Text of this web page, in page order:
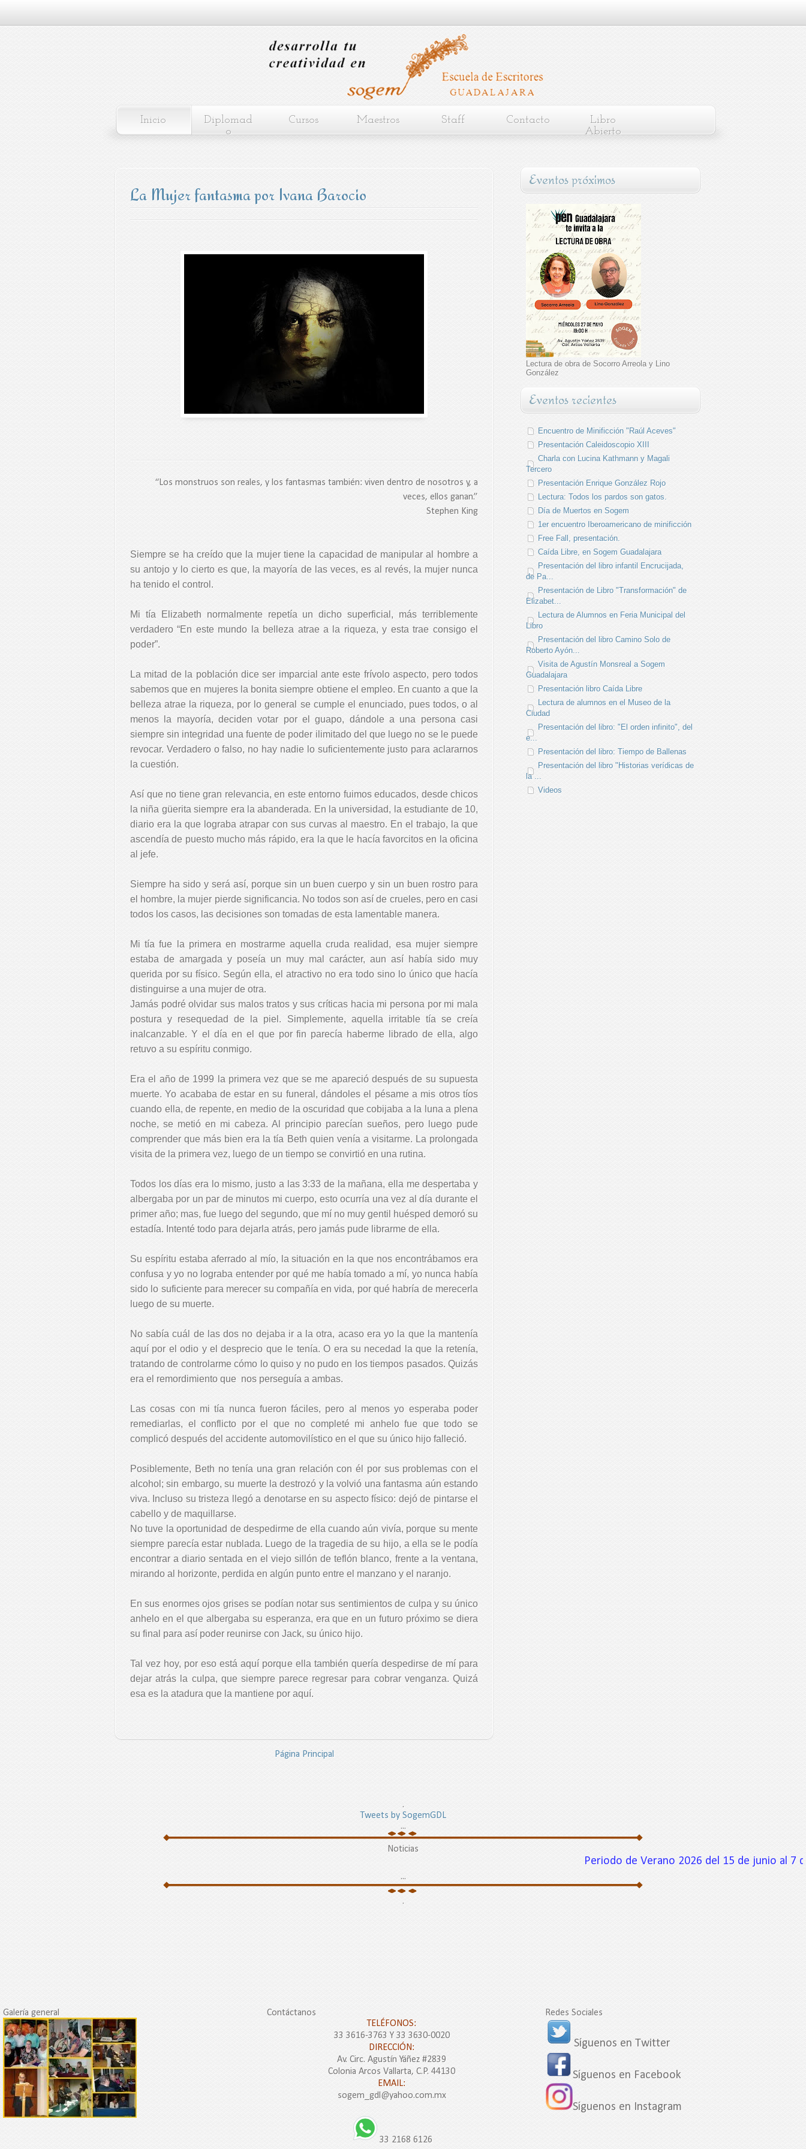
Inicio
Diplomad
o
Cursos Maestros Staff Contacto
Libro
Abierto
La Mujer fantasma por Ivana Barocio
“Los monstruos son reales, y los fantasmas también: viven dentro de nosotros y, a
veces, ellos ganan.”
Stephen King
Siempre se ha creído que la mujer tiene la capacidad de manipular al hombre a
su antojo y lo cierto es que, la mayoría de las veces, es al revés, la mujer nunca
ha tenido el control.
Mi tía Elizabeth normalmente repetía un dicho superficial, más terriblemente
verdadero “En este mundo la belleza atrae a la riqueza, y esta trae consigo el
poder”.
La mitad de la población dice ser imparcial ante este frívolo aspecto, pero todos
sabemos que en mujeres la bonita siempre obtiene el empleo. En cuanto a que la
belleza atrae la riqueza, por lo general se cumple el enunciado, pues todos, o al
menos la mayoría, deciden votar por el guapo, dándole a una persona casi
siempre sin integridad una fuente de poder ilimitado del que luego no se le puede
revocar. Verdadero o falso, no hay nadie lo suficientemente justo para aclararnos
la cuestión.
Así que no tiene gran relevancia, en este entorno fuimos educados, desde chicos
la niña güerita siempre era la abanderada. En la universidad, la estudiante de 10,
diario era la que lograba atrapar con sus curvas al maestro. En el trabajo, la que
ascendía de puesto mucho más rápido, era la que le hacía favorcitos en la oficina
al jefe.
Siempre ha sido y será así, porque sin un buen cuerpo y sin un buen rostro para
el hombre, la mujer pierde significancia. No todos son así de crueles, pero en casi
todos los casos, las decisiones son tomadas de esta lamentable manera.
Mi tía fue la primera en mostrarme aquella cruda realidad, esa mujer siempre
estaba de amargada y poseía un muy mal carácter, aun así había sido muy
querida por su físico. Según ella, el atractivo no era todo sino lo único que hacía
distinguirse a una mujer de otra.
Jamás podré olvidar sus malos tratos y sus críticas hacia mi persona por mi mala
postura y resequedad de la piel. Simplemente, aquella irritable tía se creía
inalcanzable. Y el día en el que por fin parecía haberme librado de ella, algo
retuvo a su espíritu conmigo.
Era el año de 1999 la primera vez que se me apareció después de su supuesta
muerte. Yo acababa de estar en su funeral, dándoles el pésame a mis otros tíos
cuando ella, de repente, en medio de la oscuridad que cobijaba a la luna a plena
noche, se metió en mi cabeza. Al principio parecían sueños, pero luego pude
comprender que más bien era la tía Beth quien venía a visitarme. La prolongada
visita de la primera vez, luego de un tiempo se convirtió en una rutina.
Todos los días era lo mismo, justo a las 3:33 de la mañana, ella me despertaba y
albergaba por un par de minutos mi cuerpo, esto ocurría una vez al día durante el
primer año; mas, fue luego del segundo, que mí no muy gentil huésped demoró su
estadía. Intenté todo para dejarla atrás, pero jamás pude librarme de ella.
Su espíritu estaba aferrado al mío, la situación en la que nos encontrábamos era
confusa y yo no lograba entender por qué me había tomado a mí, yo nunca había
sido lo suficiente para merecer su compañía en vida, por qué habría de merecerla
luego de su muerte.
No sabía cuál de las dos no dejaba ir a la otra, acaso era yo la que la mantenía
aquí por el odio y el desprecio que le tenía. O era su necedad la que la retenía,
tratando de controlarme cómo lo quiso y no pudo en los tiempos pasados. Quizás
era el remordimiento que nos perseguía a ambas.
Las cosas con mi tía nunca fueron fáciles, pero al menos yo esperaba poder
remediarlas, el conflicto por el que no completé mi anhelo fue que todo se
complicó después del accidente automovilístico en el que su único hijo falleció.
Posiblemente, Beth no tenía una gran relación con él por sus problemas con el
alcohol; sin embargo, su muerte la destrozó y la volvió una fantasma aún estando
viva. Incluso su tristeza llegó a denotarse en su aspecto físico: dejó de pintarse el
cabello y de maquillarse.
No tuve la oportunidad de despedirme de ella cuando aún vivía, porque su mente
siempre parecía estar nublada. Luego de la tragedia de su hijo, a ella se le podía
encontrar a diario sentada en el viejo sillón de teflón blanco, frente a la ventana,
mirando al horizonte, perdida en algún punto entre el manzano y el naranjo.
En sus enormes ojos grises se podían notar sus sentimientos de culpa y su único
anhelo en el que albergaba su esperanza, era que en un futuro próximo se diera
su final para así poder reunirse con Jack, su único hijo.
Tal vez hoy, por eso está aquí porque ella también quería despedirse de mí para
dejar atrás la culpa, que siempre parece regresar para cobrar venganza. Quizá
esa es la atadura que la mantiene por aquí.
Página Principal
Eventos próximos
Lectura de obra de Socorro Arreola y Lino
González
Eventos recientes
Encuentro de Minificción "Raúl Aceves"
Presentación Caleidoscopio XIII
Charla con Lucina Kathmann y Magali
Tercero
Presentación Enrique González Rojo
Lectura: Todos los pardos son gatos.
Día de Muertos en Sogem
1er encuentro Iberoamericano de minificción
Free Fall, presentación.
Caída Libre, en Sogem Guadalajara
Presentación del libro infantil Encrucijada,
de Pa...
Presentación de Libro "Transformación" de
Elizabet...
Lectura de Alumnos en Feria Municipal del
Libro
Presentación del libro Camino Solo de
Roberto Ayón...
Visita de Agustín Monsreal a Sogem
Guadalajara
Presentación libro Caída Libre
Lectura de alumnos en el Museo de la
Ciudad
Presentación del libro: "El orden infinito", del
e...
Presentación del libro: Tiempo de Ballenas
Presentación del libro "Historias verídicas de
la ...
Videos
.
Tweets by SogemGDL
...
Noticias
Periodo de Verano 2026 del 15 de junio al 7 de
...
.
Galería general
Contáctanos
TELÉFONOS:
33 3616-3763 Y 33 3630-0020
DIRECCIÓN:
Av. Circ. Agustín Yáñez #2839
Colonia Arcos Vallarta, C.P. 44130
EMAIL:
sogem_gdl@yahoo.com.mx
33 2168 6126
Redes Sociales
Síguenos en Twitter
Síguenos en Facebook
Síguenos en Instagram